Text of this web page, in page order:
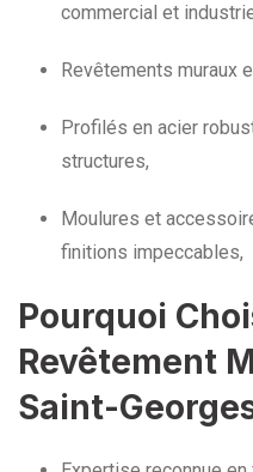
commercial et
Revêtements muraux
Profilés en acier
structures,
Moulures et
finitions impeccables,
Pourquoi
Revêtement
Saint-